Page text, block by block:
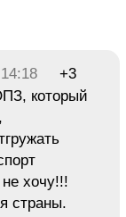
+3
который
хочу!!!
страны.